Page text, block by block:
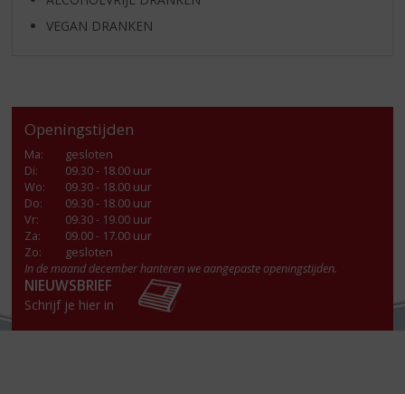
VEGAN DRANKEN
Openingstijden
Ma:
gesloten
Di:
09.30 - 18.00 uur
Wo:
09.30 - 18.00 uur
Do:
09.30 - 18.00 uur
Vr:
09.30 - 19.00 uur
Za:
09.00 - 17.00 uur
Zo:
gesloten
In de maand december hanteren we aangepaste openingstijden.
NIEUWSBRIEF
Schrijf je hier in